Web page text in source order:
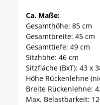
Ca. Maße:
Gesamthöhe: 85 cm
Gesamtbreite: 45 cm
Gesamttiefe: 49 cm
Sitzhöhe: 46 cm
Sitzfläche (BxT): 43 x
Höhe Rückenlehne
Breite Rückenlehne:
Max. Belastbarkeit: